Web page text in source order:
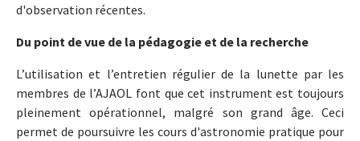
d'observation récentes.
Du point de vue de la pédagogie et de la recherche
L’utilisation et l’entretien régulier de la lunette par les
membres de l’AJAOL font que cet instrument est toujours
pleinement opérationnel, malgré son grand âge. Ceci
permet de poursuivre les cours d'astronomie pratique pour